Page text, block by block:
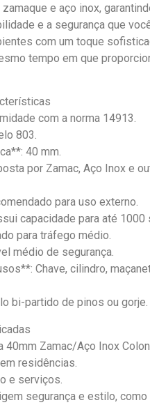
e aço inox,
e a segurança que
com um toque
tempo em que
com a norma 14913.
803.
40 mm.
por Zamac, Aço Inox e
para uso externo.
capacidade para até 1000
para tráfego médio.
médio de segurança.
Chave, cilindro,
bi-partido de pinos ou gorje.
40mm Zamac/Aço Inox
residências.
e serviços.
segurança e estilo,